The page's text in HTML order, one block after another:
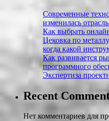
Современные
изменилась
Как выбрать
Цековка по
когда какой
Как развивается
программного
Экспертиза
Recent
Нет комментариев для